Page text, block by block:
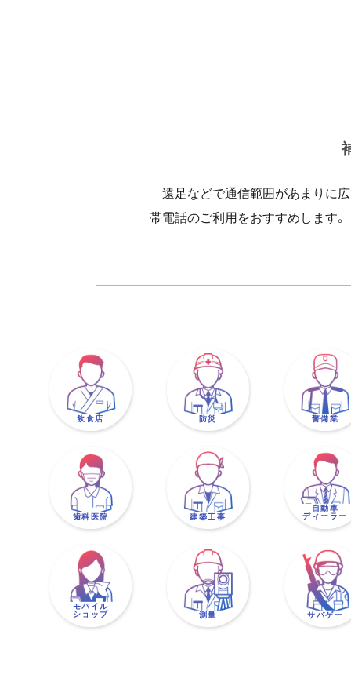
遠足などで通信範囲があまりに広
帯電話のご利用をおすすめします。
飲食店 防災 警備業
歯科医院 建築工事
自動車
ディーラー
モバイル
ショップ
測量 サバゲー